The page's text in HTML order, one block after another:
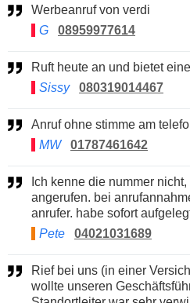
Werbeanruf von verdi
G
08959977614
Ruft heute an und bietet
Sissy
080319014467
Anruf ohne stimme am
MW
01787461642
angerufen. bei
anrufer. habe sofort
Pete
04021031689
Rief bei uns (in einer Versicherungsagentur an) und
wollte unseren